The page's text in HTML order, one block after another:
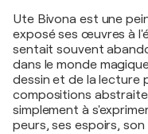
Ute Bivona est une
exposé ses œuvres à
sentait souvent
dans le monde
dessin et de la lecture
compositions
simplement à
peurs, ses espoirs,